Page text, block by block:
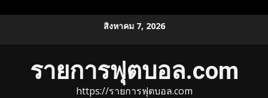
สิงหาคม 7, 2026
รายการฟุตบอล.com
https://รายการฟุตบอล.com